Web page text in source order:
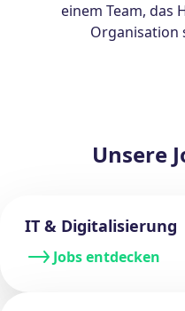
einem Team, das
Organisation
Unsere
IT & Digitalisierung
Jobs entdecken